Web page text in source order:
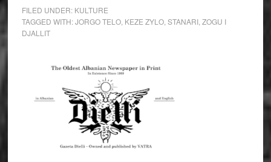
FILED UNDER: KULTURE
TAGGED WITH:JORGO TELO, KEZE ZYLO, STANARI, ZOGU I
DJALLIT